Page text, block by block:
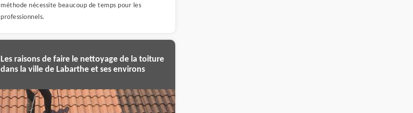
méthode nécessite beaucoup de temps pour les
professionnels.
Les raisons de faire le nettoyage de la toiture
dans la ville de Labarthe et ses environs